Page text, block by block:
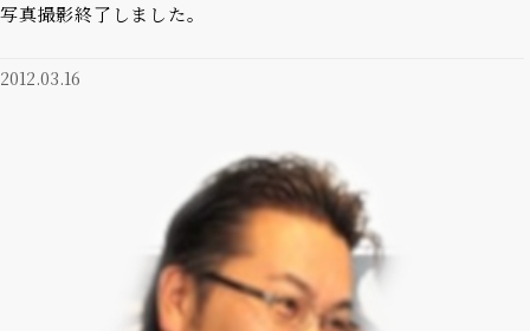
写真撮影終了しました。
2012.03.16